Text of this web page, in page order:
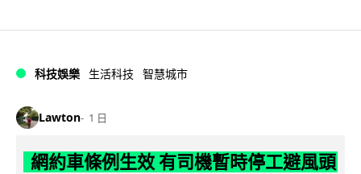
科技娛樂 生活科技 智慧城市
Lawton 1 日
網約車條例生效 有司機暫時停工避風頭